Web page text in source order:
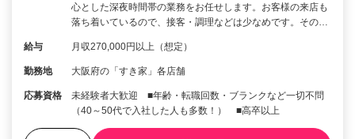
心とした深夜時間帯の業務をお任せします。お客様の来店も
落ち着いているので、接客・調理などは少なめです。その…
給与 月収270,000円以上（想定）
勤務地 大阪府の「すき家」各店舗
応募資格
未経験者大歓迎 ■年齢・転職回数・ブランクなど一切不問
（40～50代で入社した人も多数！） ■高卒以上